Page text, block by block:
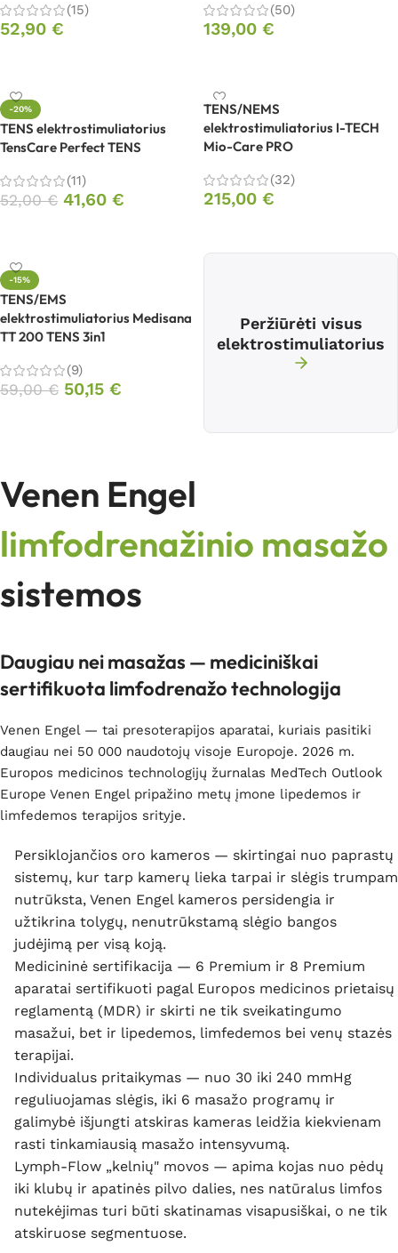
(15)
52,90 €
(50)
139,00 €
-20%
TENS elektrostimuliatorius
TensCare Perfect TENS
(11)
52,00€ 41,60 €
TENS/NEMS
elektrostimuliatorius I-TECH
Mio-Care PRO
(32)
215,00 €
-15%
TENS/EMS
elektrostimuliatorius Medisana
TT 200 TENS 3in1
(9)
59,00€ 50,15 €
Peržiūrėti visus
elektrostimuliatorius
Venen Engel
limfodrenažinio masažo
sistemos
Daugiau nei masažas — mediciniškai
sertifikuota limfodrenažo technologija
Venen Engel — tai presoterapijos aparatai, kuriais pasitiki
daugiau nei 50 000 naudotojų visoje Europoje. 2026 m.
Europos medicinos technologijų žurnalas MedTech Outlook
Europe Venen Engel pripažino metų įmone lipedemos ir
limfedemos terapijos srityje.
Persiklojančios oro kameros — skirtingai nuo paprastų
sistemų, kur tarp kamerų lieka tarpai ir slėgis trumpam
nutrūksta, Venen Engel kameros persidengia ir
užtikrina tolygų, nenutrūkstamą slėgio bangos
judėjimą per visą koją.
Medicininė sertifikacija — 6 Premium ir 8 Premium
aparatai sertifikuoti pagal Europos medicinos prietaisų
reglamentą (MDR) ir skirti ne tik sveikatingumo
masažui, bet ir lipedemos, limfedemos bei venų stazės
terapijai.
Individualus pritaikymas — nuo 30 iki 240 mmHg
reguliuojamas slėgis, iki 6 masažo programų ir
galimybė išjungti atskiras kameras leidžia kiekvienam
rasti tinkamiausią masažo intensyvumą.
Lymph-Flow „kelnių" movos — apima kojas nuo pėdų
iki klubų ir apatinės pilvo dalies, nes natūralus limfos
nutekėjimas turi būti skatinamas visapusiškai, o ne tik
atskiruose segmentuose.